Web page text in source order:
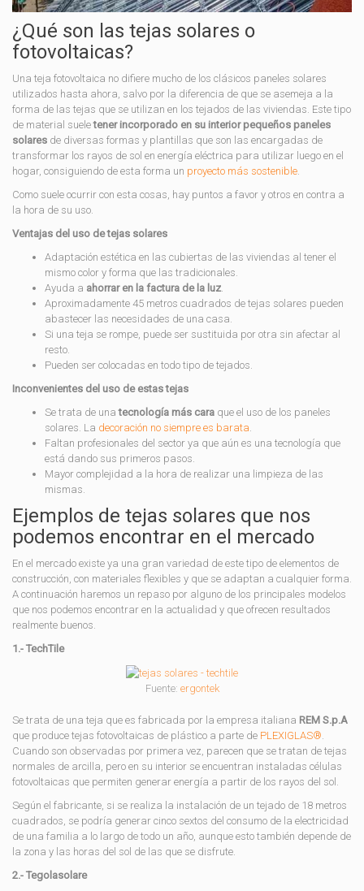
¿Qué son las tejas solares o
fotovoltaicas?
Una teja fotovoltaica no difiere mucho de los clásicos paneles solares
utilizados hasta ahora, salvo por la diferencia de que se asemeja a la
forma de las tejas que se utilizan en los tejados de las viviendas. Este tipo
de material sueletener incorporado en su interior pequeños paneles
solares de diversas formas y plantillas que son las encargadas de
transformar los rayos de sol en energía eléctrica para utilizar luego en el
hogar, consiguiendo de esta forma un proyecto más sostenible.
Como suele ocurrir con esta cosas, hay puntos a favor y otros en contra a
la hora de su uso.
Ventajas del uso de tejas solares
Adaptación estética en las cubiertas de las viviendas al tener el
mismo color y forma que las tradicionales.
Ayuda a ahorrar en la factura de la luz.
Aproximadamente 45 metros cuadrados de tejas solares pueden
abastecer las necesidades de una casa.
Si una teja se rompe, puede ser sustituida por otra sin afectar al
resto.
Pueden ser colocadas en todo tipo de tejados.
Inconvenientes del uso de estas tejas
Se trata de unatecnología más cara que el uso de los paneles
solares. La decoración no siempre es barata.
Faltan profesionales del sector ya que aún es una tecnología que
está dando sus primeros pasos.
Mayor complejidad a la hora de realizar una limpieza de las
mismas.
Ejemplos de tejas solares que nos
podemos encontrar en el mercado
En el mercado existe ya una gran variedad de este tipo de elementos de
construcción, con materiales flexibles y que se adaptan a cualquier forma.
A continuación haremos un repaso por alguno de los principales modelos
que nos podemos encontrar en la actualidad y que ofrecen resultados
realmente buenos.
1.- TechTile
Fuente: ergontek
Se trata de una teja que es fabricada por la empresa italiana REM S.p.A
que produce tejas fotovoltaicas de plástico a parte de PLEXIGLAS®.
Cuando son observadas por primera vez, parecen que se tratan de tejas
normales de arcilla, pero en su interior se encuentran instaladas células
fotovoltaicas que permiten generar energía a partir de los rayos del sol.
Según el fabricante, si se realiza la instalación de un tejado de 18 metros
cuadrados, se podría generar cinco sextos del consumo de la electricidad
de una familia a lo largo de todo un año, aunque esto también depende de
la zona y las horas del sol de las que se disfrute.
2.- Tegolasolare